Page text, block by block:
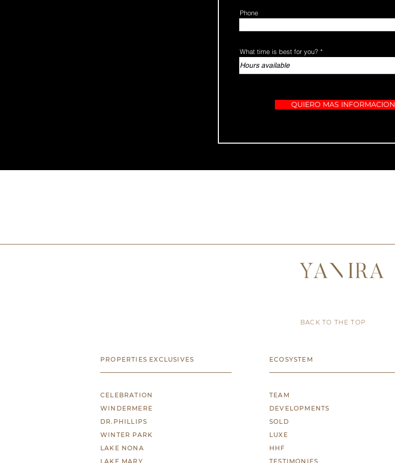
Phone
What time is best for you?
Hours available
QUIERO MAS INFORMACION
BACK TO THE TOP
PROPERTIES EXCLUSIVES
CELEBRATION
WINDERMERE
DR.PHILLIPS
WINTER PARK
LAKE NONA
LAKE MARY
ECOSYSTEM
TEAM
DEVELOPMENTS
SOLD
LUXE
HHF
TESTIMONIES